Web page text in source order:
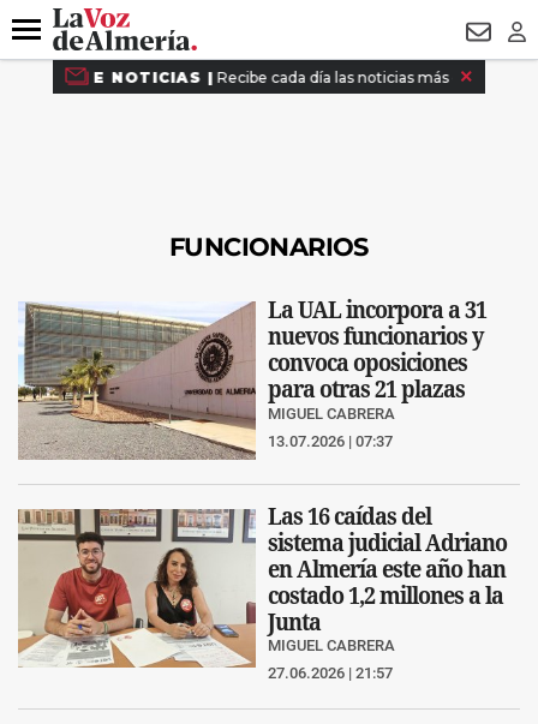
DESTACADO
Menú
FUNCIONARIOS
La UAL incorpora a 31
nuevos funcionarios y
convoca oposiciones
para otras 21 plazas
MIGUEL CABRERA
13.07.2026 | 07:37
Las 16 caí­das del
sistema judicial Adriano
en Almerí­a este año han
costado 1,2 millones a la
Junta
MIGUEL CABRERA
27.06.2026 | 21:57